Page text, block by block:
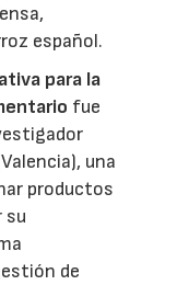
español.
para la
fue
una
productos
su
de